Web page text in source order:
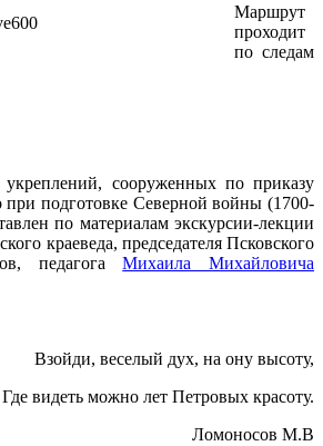
Маршрут
проходит
по следам
укреплений, сооруженных по приказу
при подготовке Северной войны (1700-
по материалам экскурсии-лекции
краеведа, председателя Псковского
педагогаМихаила Михайловича
Взойди, веселый дух, на ону высоту,
Где видеть можно лет Петровых красоту.
Ломоносов М.В